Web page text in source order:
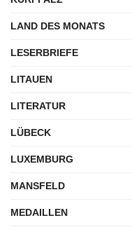
LAND DES MONATS
LESERBRIEFE
LITAUEN
LITERATUR
LÜBECK
LUXEMBURG
MANSFELD
MEDAILLEN